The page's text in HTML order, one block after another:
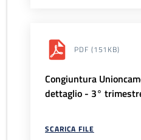
PDF (151KB)
Congiuntura
dettaglio - 3°
SCARICA FILE